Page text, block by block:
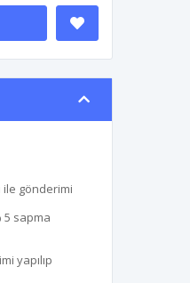
ile gönderimi
5 sapma
yapılıp